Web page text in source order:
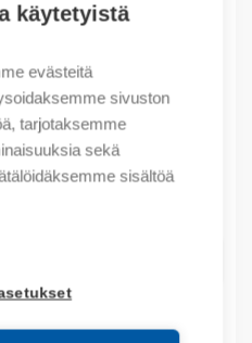
käytetyistä
evästeitä
sivuston
tarjotaksemme
sekä
sisältöä
400V TP2